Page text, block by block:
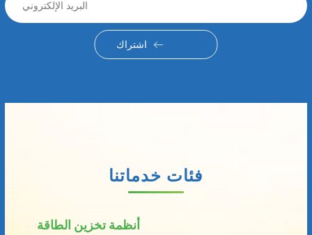
اشتراك
فئات خدماتنا
أنظمة تخزين الطاقة